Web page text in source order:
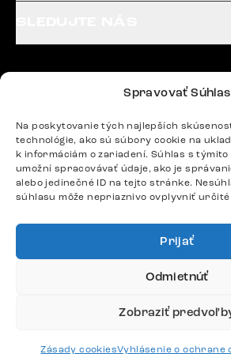
Spravovať Súhlas
Na poskytovanie tých najlepších
technológie, ako sú súbory cookie na
k informáciám o zariadení. Súhlas s
umožní spracovávať údaje, ako je
alebo jedinečné ID na tejto stránke.
súhlasu môže nepriaznivo ovplyvniť
Prijať
Odmietnúť
Zobraziť
Zásady cookiesVyhlásenie o ochrane
Potrebujete radu? Ozvite
Po – Pia: 9:00 – 17:00
podpora@delife-shop.sk
Odpovedáme do 24 hodín.
Doprava